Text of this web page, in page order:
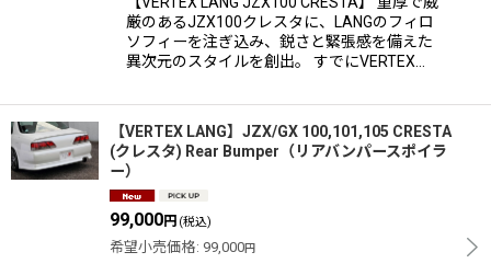
厳のあるJZX100クレスタに、LANGのフィロ
ソフィーを注ぎ込み、鋭さと緊張感を備えた
異次元のスタイルを創出。 すでにVERTEX…
【VERTEX LANG】JZX/GX 100,101,105 CRESTA
(クレスタ) Rear Bumper（リアバンパースポイラ
ー）
99,000円 (税込)
希望小売価格: 99,000円